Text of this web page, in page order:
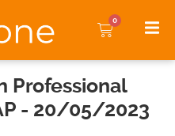
0
Professional
- 20/05/2023